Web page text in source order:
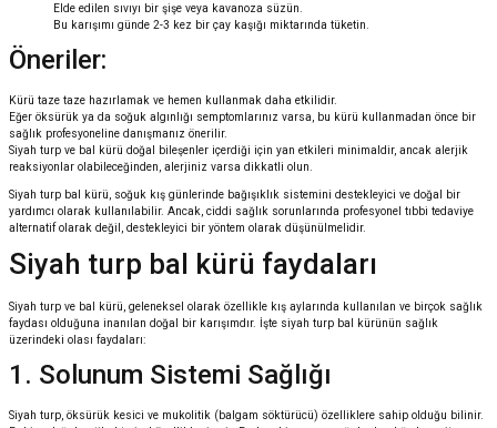
Elde edilen sıvıyı bir şişe veya kavanoza süzün.
Bu karışımı günde 2-3 kez bir çay kaşığı miktarında tüketin.
Öneriler:
Kürü taze taze hazırlamak ve hemen kullanmak daha etkilidir.
Eğer öksürük ya da soğuk algınlığı semptomlarınız varsa, bu kürü kullanmadan önce bir
sağlık profesyoneline danışmanız önerilir.
Siyah turp ve bal kürü doğal bileşenler içerdiği için yan etkileri minimaldir, ancak alerjik
reaksiyonlar olabileceğinden, alerjiniz varsa dikkatli olun.
Siyah turp bal kürü, soğuk kış günlerinde bağışıklık sistemini destekleyici ve doğal bir
yardımcı olarak kullanılabilir. Ancak, ciddi sağlık sorunlarında profesyonel tıbbi tedaviye
alternatif olarak değil, destekleyici bir yöntem olarak düşünülmelidir.
Siyah turp bal kürü faydaları
Siyah turp ve bal kürü, geleneksel olarak özellikle kış aylarında kullanılan ve birçok sağlık
faydası olduğuna inanılan doğal bir karışımdır. İşte siyah turp bal kürünün sağlık
üzerindeki olası faydaları:
1. Solunum Sistemi Sağlığı
Siyah turp, öksürük kesici ve mukolitik (balgam söktürücü) özelliklere sahip olduğu bilinir.